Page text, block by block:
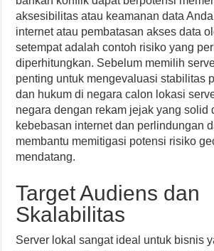
aksesibilitas atau keamanan data
internet atau pembatasan akses data
setempat adalah contoh risiko yang
diperhitungkan. Sebelum memilih
penting untuk mengevaluasi stabilitas
dan hukum di negara calon lokasi
negara dengan rekam jejak yang solid
kebebasan internet dan perlindungan
membantu memitigasi potensi risiko
mendatang.
Target Audiens dan
Skalabilitas
Server lokal sangat ideal untuk bisnis